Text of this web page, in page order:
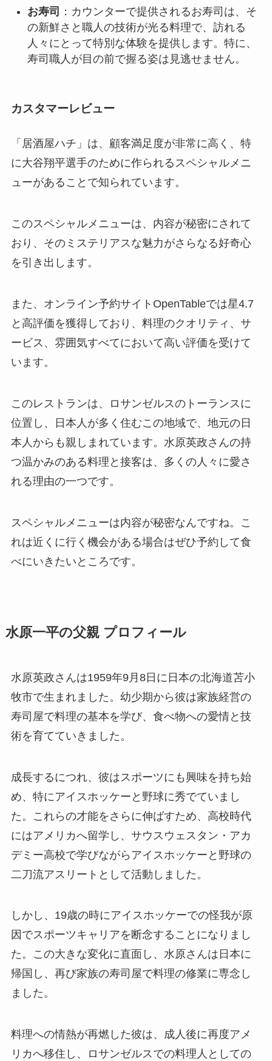
お寿司 ：カウンターで提供されるお寿司は、そ
の新鮮さと職人の技術が光る料理で、訪れる
人々にとって特別な体験を提供します。特に、
寿司職人が目の前で握る姿は見逃せません。
カスタマーレビュー
「居酒屋ハチ」は、顧客満足度が非常に高く、特
に大谷翔平選手のために作られるスペシャルメニ
ューがあることで知られています。
このスペシャルメニューは、内容が秘密にされて
おり、そのミステリアスな魅力がさらなる好奇心
を引き出します。
また、オンライン予約サイトOpenTableでは星4.7
と高評価を獲得しており、料理のクオリティ、サ
ービス、雰囲気すべてにおいて高い評価を受けて
います。
このレストランは、ロサンゼルスのトーランスに
位置し、日本人が多く住むこの地域で、地元の日
本人からも親しまれています。水原英政さんの持
つ温かみのある料理と接客は、多くの人々に愛さ
れる理由の一つです。
スペシャルメニューは内容が秘密なんですね。こ
れは近くに行く機会がある場合はぜひ予約して食
べにいきたいところです。
水原一平の父親 プロフィール
水原英政さんは1959年9月8日に日本の北海道苫小
牧市で生まれました。幼少期から彼は家族経営の
寿司屋で料理の基本を学び、食べ物への愛情と技
術を育てていきました。
成長するにつれ、彼はスポーツにも興味を持ち始
め、特にアイスホッケーと野球に秀でていまし
た。これらの才能をさらに伸ばすため、高校時代
にはアメリカへ留学し、サウスウェスタン・アカ
デミー高校で学びながらアイスホッケーと野球の
二刀流アスリートとして活動しました。
しかし、19歳の時にアイスホッケーでの怪我が原
因でスポーツキャリアを断念することになりまし
た。この大きな変化に直面し、水原さんは日本に
帰国し、再び家族の寿司屋で料理の修業に専念し
ました。
料理への情熱が再燃した彼は、成人後に再度アメ
リカへ移住し、ロサンゼルスでの料理人としての